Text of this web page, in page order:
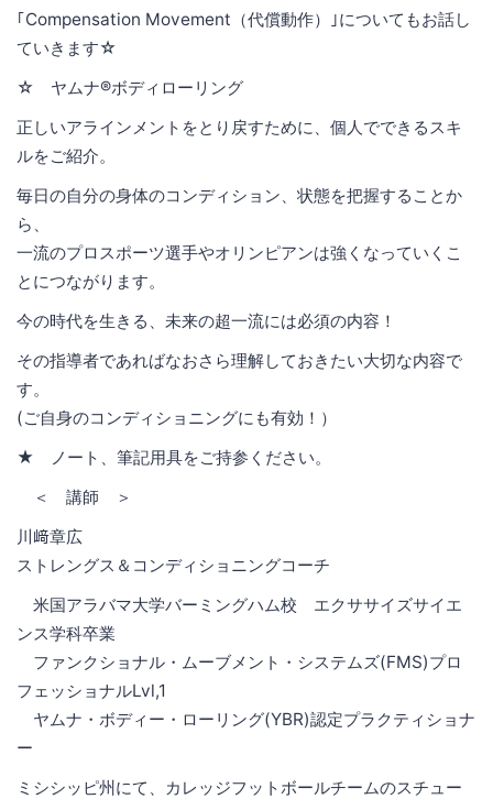
｢Compensation Movement（代償動作）｣についてもお話し
ていきます☆
☆ ヤムナ®ボディローリング
正しいアラインメントをとり戻すために、個人でできるスキ
ルをご紹介。
毎日の自分の身体のコンディション、状態を把握することか
ら、
一流のプロスポーツ選手やオリンピアンは強くなっていくこ
とにつながります。
今の時代を生きる、未来の超一流には必須の内容！
その指導者であればなおさら理解しておきたい大切な内容で
す。
(ご自身のコンディショニングにも有効！）
★ ノート、筆記用具をご持参ください。
＜ 講師 ＞
川﨑章広
ストレングス＆コンディショニングコーチ
米国アラバマ大学バーミングハム校 エクササイズサイエ
ンス学科卒業
ファンクショナル・ムーブメント・システムズ(FMS)プロ
フェッショナルLvl,1
ヤムナ・ボディー・ローリング(YBR)認定プラクティショナ
ー
ミシシッピ州にて、カレッジフットボールチームのスチュー